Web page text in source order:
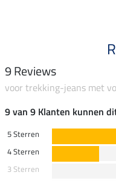
9 Reviews
voor trekking-jeans met
9 van 9 Klanten kunnen
5 Sterren
4 Sterren
3 Sterren